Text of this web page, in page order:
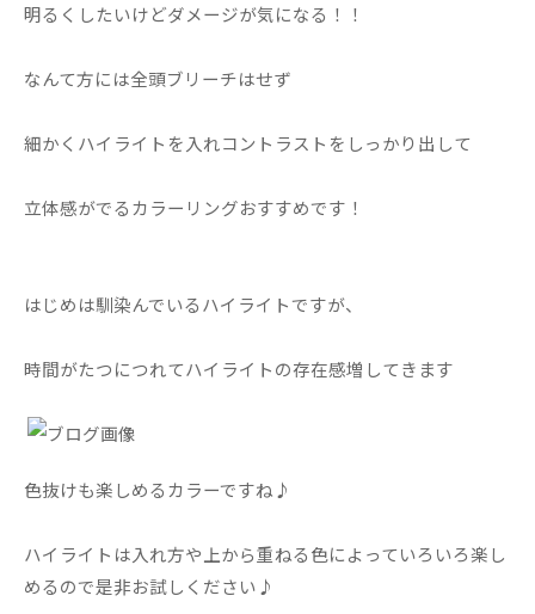
明るくしたいけどダメージが気になる！！
なんて方には全頭ブリーチはせず
細かくハイライトを入れコントラストをしっかり出して
立体感がでるカラーリングおすすめです！
はじめは馴染んでいるハイライトですが、
時間がたつにつれてハイライトの存在感増してきます
色抜けも楽しめるカラーですね♪
ハイライトは入れ方や上から重ねる色によっていろいろ楽し
めるので是非お試しください♪